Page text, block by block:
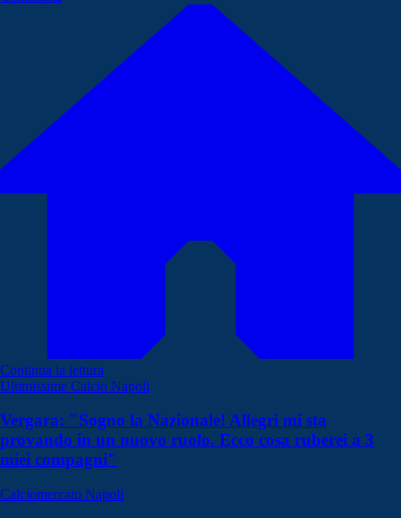
Continua la lettura
Ultimissime Calcio Napoli
Vergara: "Sogno la Nazionale! Allegri mi sta
provando in un nuovo ruolo. Ecco cosa ruberei a 3
miei compagni"
Calciomercato Napoli